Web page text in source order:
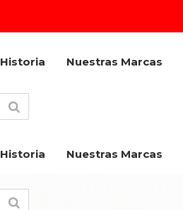
Historia Nuestras Marcas
Historia Nuestras Marcas